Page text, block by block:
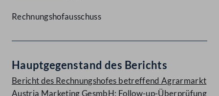
Rechnungshofausschuss
Hauptgegenstand des Berichts
Bericht des Rechnungshofes betreffend Agrarmarkt
Austria Marketing GesmbH; Follow-up-Überprüfung